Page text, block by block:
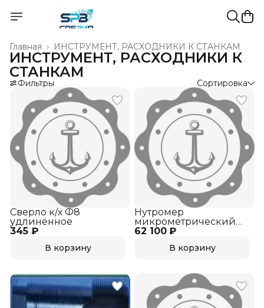
ИНСТРУМЕНТ, РАСХОДНИКИ К СТАНКАМ
Главная ›
ИНСТРУМЕНТ, РАСХОДНИКИ К
СТАНКАМ
Фильтры Сортировка
345 ₽
Сверло к/х Ф8
удлинённое
В корзину
62 100 ₽
Нутромер
микрометрический
НМ 600-2500
В корзину